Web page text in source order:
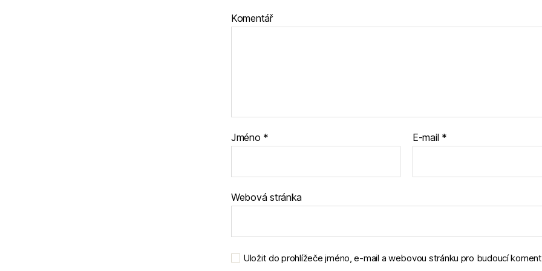
Komentář
Jméno * E-mail *
Webová stránka
Uložit do prohlížeče jméno, e-mail a webovou stránku pro budoucí